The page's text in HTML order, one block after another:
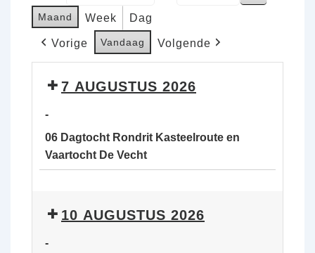
Maand Week Dag
Vorige Vandaag Volgende
7 AUGUSTUS 2026
-
06 Dagtocht Rondrit Kasteelroute en
Vaartocht De Vecht
Rondrit
10 AUGUSTUS 2026
-